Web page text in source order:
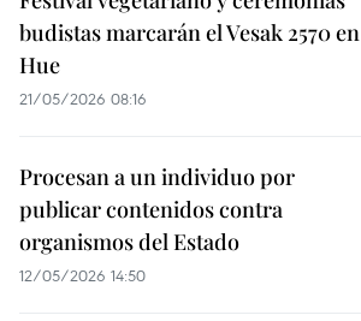
budistas marcarán el Vesak 2570 en
Hue
21/05/2026 08:16
Procesan a un individuo por
publicar contenidos contra
organismos del Estado
12/05/2026 14:50